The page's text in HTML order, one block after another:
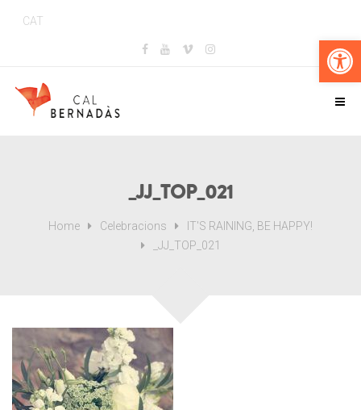
CAT
_JJ_TOP_021
Home Celebracions
IT'S RAINING, BE HAPPY!
_JJ_TOP_021